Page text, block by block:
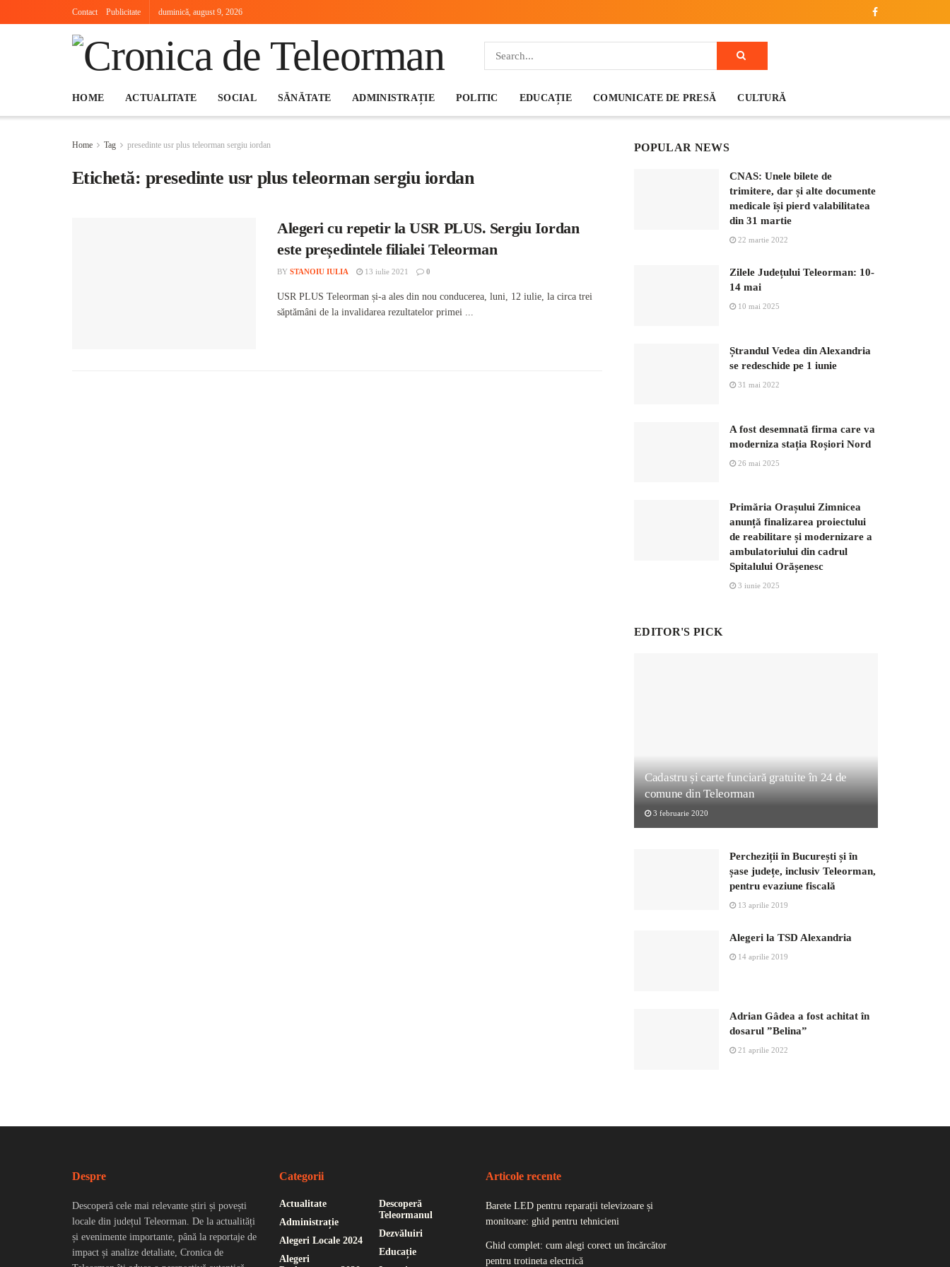
Contact Publicitate duminică, august 9, 2026
HOME ACTUALITATE SOCIAL SĂNĂTATE ADMINISTRAȚIE POLITIC EDUCAȚIE COMUNICATE DE PRESĂ CULTURĂ
Home Tag presedinte usr plus teleorman sergiu iordan
Etichetă: presedinte usr plus teleorman sergiu iordan
Alegeri cu repetir la USR PLUS. Sergiu Iordan
este președintele filialei Teleorman
BY STANOIU IULIA 13 iulie 2021 0
USR PLUS Teleorman și-a ales din nou conducerea, luni, 12 iulie, la circa trei
săptămâni de la invalidarea rezultatelor primei ...
POPULAR NEWS
CNAS: Unele bilete de
trimitere, dar și alte documente
medicale își pierd valabilitatea
din 31 martie
22 martie 2022
Zilele Județului Teleorman: 10-
14 mai
10 mai 2025
Ștrandul Vedea din Alexandria
se redeschide pe 1 iunie
31 mai 2022
A fost desemnată firma care va
moderniza stația Roșiori Nord
26 mai 2025
Primăria Orașului Zimnicea
anunță finalizarea proiectului
de reabilitare și modernizare a
ambulatoriului din cadrul
Spitalului Orășenesc
3 iunie 2025
EDITOR'S PICK
Cadastru și carte funciară gratuite în 24 de
comune din Teleorman
3 februarie 2020
Percheziții în București și în
șase județe, inclusiv Teleorman,
pentru evaziune fiscală
13 aprilie 2019
Alegeri la TSD Alexandria
14 aprilie 2019
Adrian Gâdea a fost achitat în
dosarul ”Belina”
21 aprilie 2022
Despre
Descoperă cele mai relevante știri și povești
locale din județul Teleorman. De la actualități
și evenimente importante, până la reportaje de
impact și analize detaliate, Cronica de
Categorii
Actualitate
Administrație
Alegeri Locale 2024
Alegeri
Descoperă
Teleormanul
Dezvăluiri
Educație
Articole recente
Barete LED pentru reparații televizoare și
monitoare: ghid pentru tehnicieni
Ghid complet: cum alegi corect un încărcător
pentru trotineta electrică